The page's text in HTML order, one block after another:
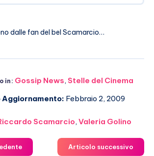
dalle fan del bel Scamarcio…
in: Gossip News, Stelle del Cinema
Aggiornamento: Febbraio 2, 2009
Scamarcio, Valeria Golino
Articolo successivo